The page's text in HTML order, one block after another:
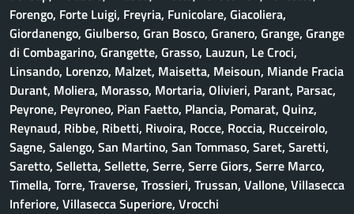
Forengo, Forte Luigi, Freyria, Funicolare, Giacoliera,
Giordanengo, Giulberso, Gran Bosco, Granero, Grange, Grange
di Combagarino, Grangette, Grasso, Lauzun, Le Croci,
Linsando, Lorenzo, Malzet, Maisetta, Meisoun, Miande Fracia
Durant, Moliera, Morasso, Mortaria, Olivieri, Parant, Parsac,
Peyrone, Peyroneo, Pian Faetto, Plancia, Pomarat, Quinz,
Reynaud, Ribbe, Ribetti, Rivoira, Rocce, Roccia, Rucceirolo,
Sagne, Salengo, San Martino, San Tommaso, Saret, Saretti,
Saretto, Selletta, Sellette, Serre, Serre Giors, Serre Marco,
Timella, Torre, Traverse, Trossieri, Trussan, Vallone, Villasecca
Inferiore, Villasecca Superiore, Vrocchi